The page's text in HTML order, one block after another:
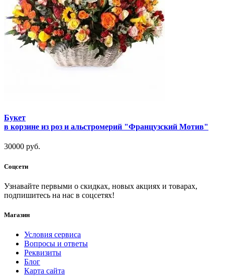
Букет
в корзине из роз и альстромерий "Французский Мотив"
30000 руб.
Соцсети
Узнавайте первыми о скидках, новых акциях и товарах,
подпишитесь на нас в соцсетях!
Магазин
Условия сервиса
Вопросы и ответы
Реквизиты
Блог
Карта сайта